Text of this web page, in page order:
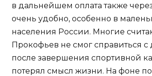
в дальнейшем оплата также
очень удобно, особенно в
населения России. Многие
Прокофьев не смог справиться с
после завершения спортивной
потерял смысл жизни. На фоне